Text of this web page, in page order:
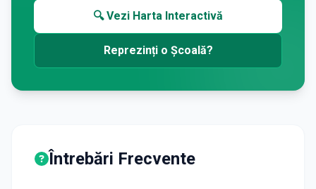
🔍 Vezi Harta Interactivă
Reprezinți o Școală?
Întrebări Frecvente